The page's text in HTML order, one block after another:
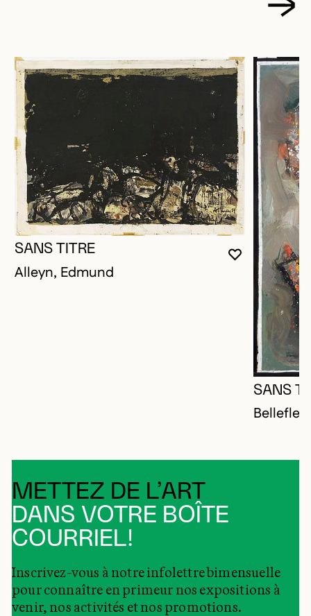
VOUS
FERMER
OUVRIR LA
SANS TITRE
Alleyn, Edmund
SANS
METTEZ DE L’ART
DANS VOTRE BOÎTE
COURRIEL!
Inscrivez-vous à notre infolettre bimensuelle
pour connaître en primeur nos expositions à
venir, nos activités et nos promotions.